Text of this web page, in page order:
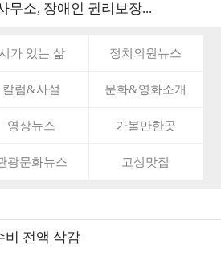
무소, 장애인 권리보장...
시가 있는 삶 정치의원뉴스
칼럼&사설 문화&영화소개
영상뉴스 가볼만한곳
광문화뉴스 고성맛집
비 전액 삭감